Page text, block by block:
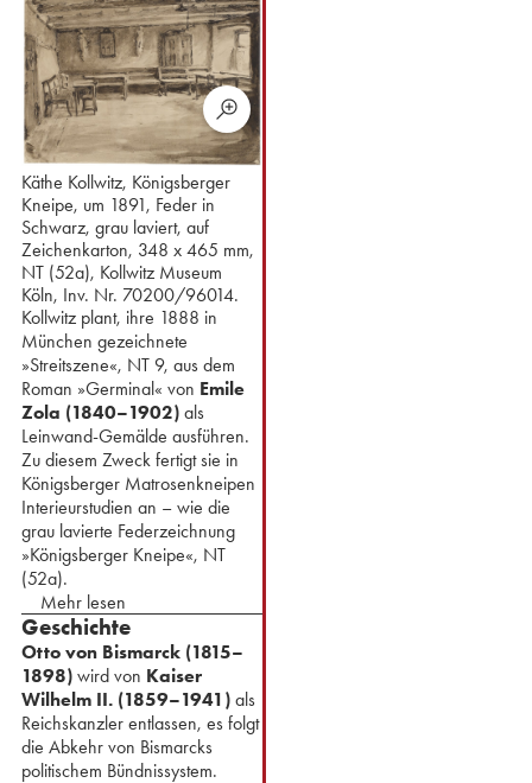
Käthe Kollwitz, Königsberger
Kneipe, um 1891, Feder in
Schwarz, grau laviert, auf
Zeichenkarton, 348 x 465 mm,
NT (52a), Kollwitz Museum
Köln, Inv. Nr. 70200/96014.
Kollwitz plant, ihre 1888 in
München gezeichnete
»Streitszene«, NT 9, aus dem
Roman »Germinal« von Emile
Zola (1840–1902) als
Leinwand-Gemälde ausführen.
Zu diesem Zweck fertigt sie in
Königsberger Matrosenkneipen
Interieurstudien an – wie die
grau lavierte Federzeichnung
»Königsberger Kneipe«, NT
(52a).
Mehr lesen
Geschichte
Otto von Bismarck (1815–
1898)wird von Kaiser
Wilhelm II. (1859–1941) als
Reichskanzler entlassen, es folgt
die Abkehr von Bismarcks
politischem Bündnissystem.